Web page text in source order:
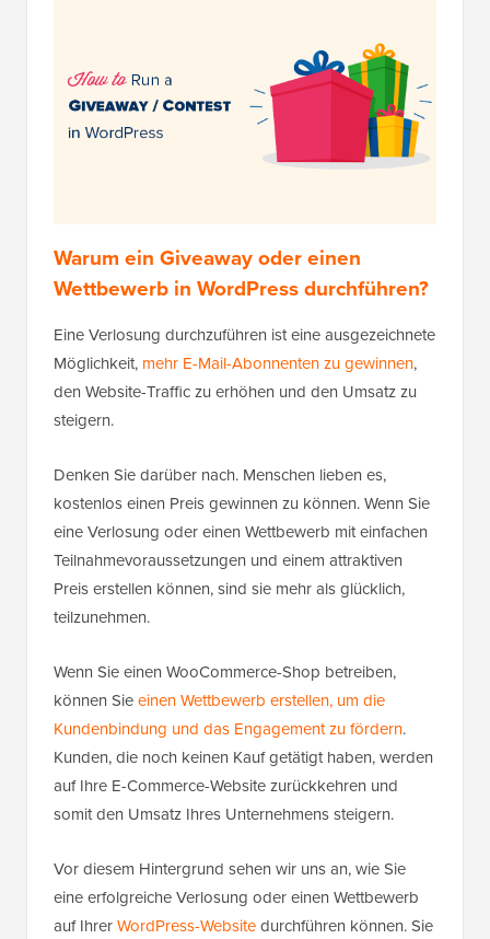
Warum ein Giveaway oder einen
Wettbewerb in WordPress durchführen?
Eine Verlosung durchzuführen ist eine ausgezeichnete
Möglichkeit, mehr E-Mail-Abonnenten zu gewinnen,
den Website-Traffic zu erhöhen und den Umsatz zu
steigern.
Denken Sie darüber nach. Menschen lieben es,
kostenlos einen Preis gewinnen zu können. Wenn Sie
eine Verlosung oder einen Wettbewerb mit einfachen
Teilnahmevoraussetzungen und einem attraktiven
Preis erstellen können, sind sie mehr als glücklich,
teilzunehmen.
Wenn Sie einen WooCommerce-Shop betreiben,
können Sieeinen Wettbewerb erstellen, um die
Kundenbindung und das Engagement zu fördern.
Kunden, die noch keinen Kauf getätigt haben, werden
auf Ihre E-Commerce-Website zurückkehren und
somit den Umsatz Ihres Unternehmens steigern.
Vor diesem Hintergrund sehen wir uns an, wie Sie
eine erfolgreiche Verlosung oder einen Wettbewerb
auf IhrerWordPress-Websitedurchführen können. Sie